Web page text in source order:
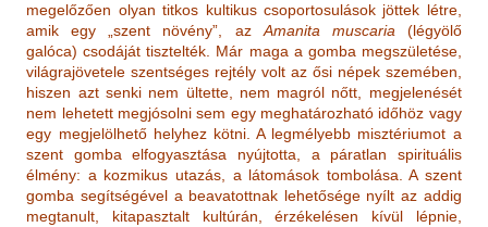
megelőzően olyan titkos kultikus csoportosulások jöttek létre,
amik egy „szent növény”, az Amanita muscaria (légyölő
galóca) csodáját tisztelték. Már maga a gomba megszületése,
világrajövetele szentséges rejtély volt az ősi népek szemében,
hiszen azt senki nem ültette, nem magról nőtt, megjelenését
nem lehetett megjósolni sem egy meghatározható időhöz vagy
egy megjelölhető helyhez kötni. A legmélyebb misztériumot a
szent gomba elfogyasztása nyújtotta, a páratlan spirituális
élmény: a kozmikus utazás, a látomások tombolása. A szent
gomba segítségével a beavatottnak lehetősége nyílt az addig
megtanult, kitapasztalt kultúrán, érzékelésen kívül lépnie,